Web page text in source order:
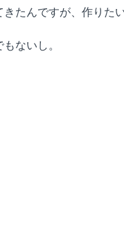
たんですが、作りた
ないし。